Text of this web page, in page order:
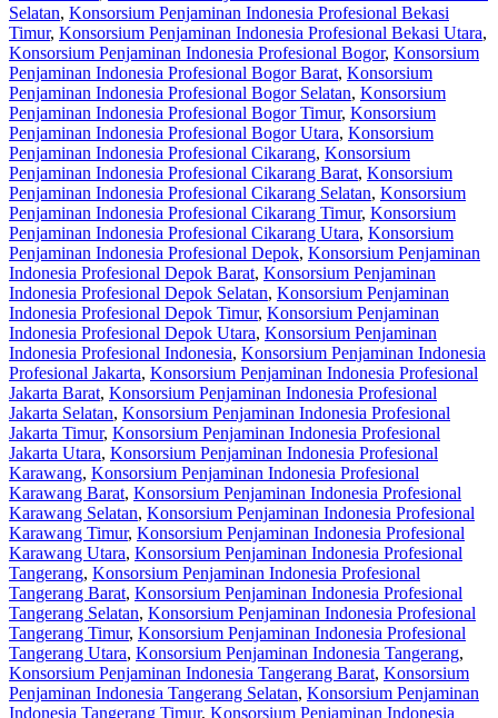
Selatan, Konsorsium Penjaminan Indonesia Profesional Bekasi
Timur, Konsorsium Penjaminan Indonesia Profesional Bekasi Utara,
Konsorsium Penjaminan Indonesia Profesional Bogor, Konsorsium
Penjaminan Indonesia Profesional Bogor Barat, Konsorsium
Penjaminan Indonesia Profesional Bogor Selatan, Konsorsium
Penjaminan Indonesia Profesional Bogor Timur, Konsorsium
Penjaminan Indonesia Profesional Bogor Utara, Konsorsium
Penjaminan Indonesia Profesional Cikarang, Konsorsium
Penjaminan Indonesia Profesional Cikarang Barat, Konsorsium
Penjaminan Indonesia Profesional Cikarang Selatan, Konsorsium
Penjaminan Indonesia Profesional Cikarang Timur, Konsorsium
Penjaminan Indonesia Profesional Cikarang Utara, Konsorsium
Penjaminan Indonesia Profesional Depok, Konsorsium Penjaminan
Indonesia Profesional Depok Barat, Konsorsium Penjaminan
Indonesia Profesional Depok Selatan, Konsorsium Penjaminan
Indonesia Profesional Depok Timur, Konsorsium Penjaminan
Indonesia Profesional Depok Utara, Konsorsium Penjaminan
Indonesia Profesional Indonesia, Konsorsium Penjaminan Indonesia
Profesional Jakarta, Konsorsium Penjaminan Indonesia Profesional
Jakarta Barat, Konsorsium Penjaminan Indonesia Profesional
Jakarta Selatan, Konsorsium Penjaminan Indonesia Profesional
Jakarta Timur, Konsorsium Penjaminan Indonesia Profesional
Jakarta Utara, Konsorsium Penjaminan Indonesia Profesional
Karawang, Konsorsium Penjaminan Indonesia Profesional
Karawang Barat, Konsorsium Penjaminan Indonesia Profesional
Karawang Selatan, Konsorsium Penjaminan Indonesia Profesional
Karawang Timur, Konsorsium Penjaminan Indonesia Profesional
Karawang Utara, Konsorsium Penjaminan Indonesia Profesional
Tangerang, Konsorsium Penjaminan Indonesia Profesional
Tangerang Barat, Konsorsium Penjaminan Indonesia Profesional
Tangerang Selatan, Konsorsium Penjaminan Indonesia Profesional
Tangerang Timur, Konsorsium Penjaminan Indonesia Profesional
Tangerang Utara, Konsorsium Penjaminan Indonesia Tangerang,
Konsorsium Penjaminan Indonesia Tangerang Barat, Konsorsium
Penjaminan Indonesia Tangerang Selatan, Konsorsium Penjaminan
Indonesia Tangerang Timur, Konsorsium Penjaminan Indonesia